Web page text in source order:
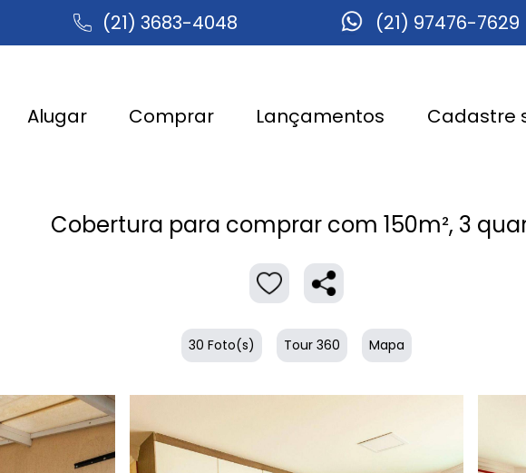
(21) 3683-4048 (21) 97476-7629
Alugar Comprar Lançamentos Cadastre
Cobertura para comprar com 150m², 3
30 Foto(s) Tour 360 Mapa